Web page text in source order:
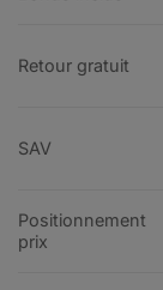
Retour gratuit
SAV
Positionnement
prix